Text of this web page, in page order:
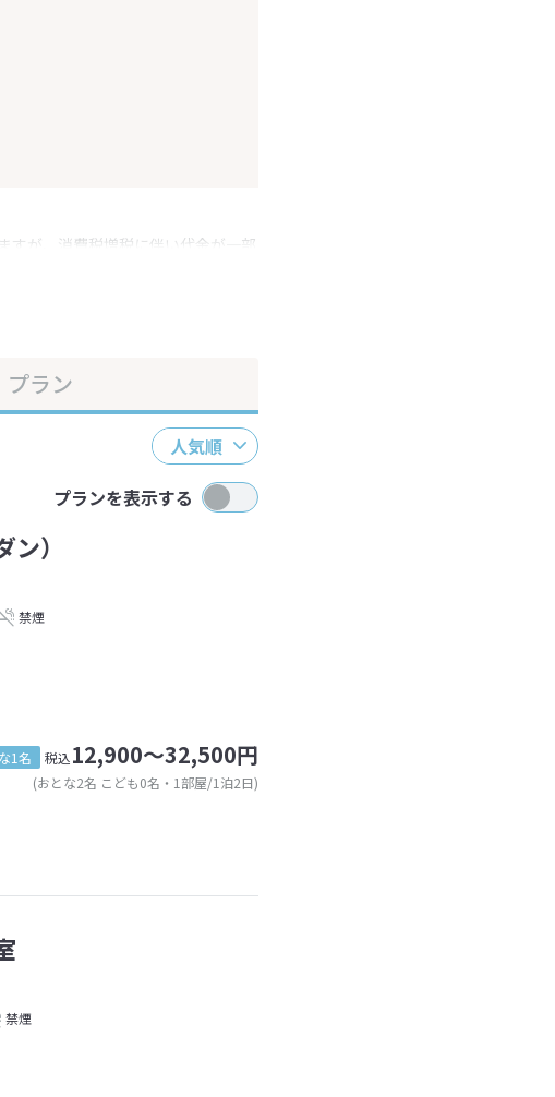
すが、消費税増税に伴い代金が一部
プラン
人気順
プランを表示する
）
禁煙
1名 税込12,900～32,500円
(おとな2名 こども0名・1部屋/1泊2日)
禁煙